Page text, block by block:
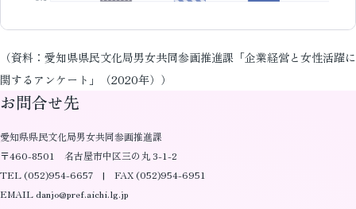
（資料：愛知県県民文化局男女共同参画推進課「企業経営と女性活躍に
関するアンケート」（2020年））
お問合せ先
愛知県県民文化局男女共同参画推進課
〒460-8501 名古屋市中区三の丸 3-1-2
TEL (052)954-6657 | FAX (052)954-6951
EMAIL danjo@pref.aichi.lg.jp